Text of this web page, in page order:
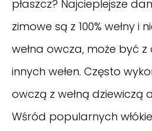
płaszcz? Najcieplejsze
zimowe są z 100% wełny i
wełna owcza, może być
innych wełen. Często
owczą z wełną dziewiczą
Wśród popularnych